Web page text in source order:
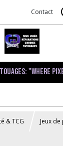
Contact
"Where
& TCG Jeux